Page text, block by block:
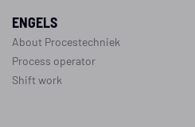
ENGELS
About Procestechniek
Process operator
Shift work